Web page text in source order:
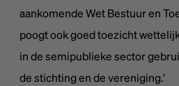
aankomende Wet Bestuur en
poogt ook goed toezicht
in de semipublieke sector
de stichting en de vereniging.’